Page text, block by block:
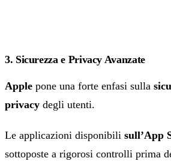
3. Sicurezza e Privacy Avanzate
Apple pone una forte enfasi sulla
privacy degli utenti.
Le applicazioni disponibili sull’App
sottoposte a rigorosi controlli prima